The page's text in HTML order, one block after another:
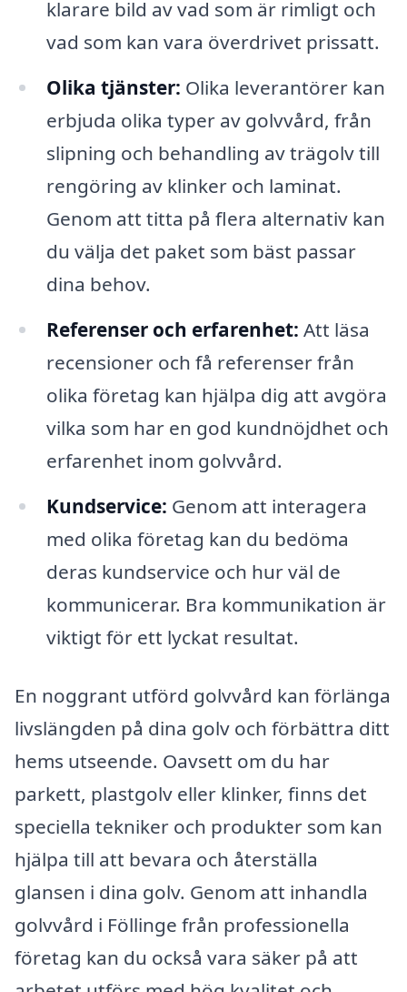
klarare bild av vad som är rimligt och
vad som kan vara överdrivet prissatt.
Olika tjänster: Olika leverantörer kan
erbjuda olika typer av golvvård, från
slipning och behandling av trägolv till
rengöring av klinker och laminat.
Genom att titta på flera alternativ kan
du välja det paket som bäst passar
dina behov.
Referenser och erfarenhet: Att läsa
recensioner och få referenser från
olika företag kan hjälpa dig att avgöra
vilka som har en god kundnöjdhet och
erfarenhet inom golvvård.
Kundservice: Genom att interagera
med olika företag kan du bedöma
deras kundservice och hur väl de
kommunicerar. Bra kommunikation är
viktigt för ett lyckat resultat.
En noggrant utförd golvvård kan förlänga
livslängden på dina golv och förbättra ditt
hems utseende. Oavsett om du har
parkett, plastgolv eller klinker, finns det
speciella tekniker och produkter som kan
hjälpa till att bevara och återställa
glansen i dina golv. Genom att inhandla
golvvård i Föllinge från professionella
företag kan du också vara säker på att